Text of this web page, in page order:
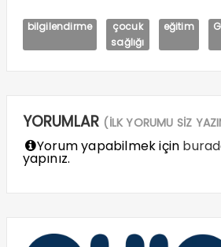
bilgilendirme
çocuk
sağlığı
eğitim
YORUMLAR (İLK YORUMU SİZ
Yorum yapabilmek için
yapınız.